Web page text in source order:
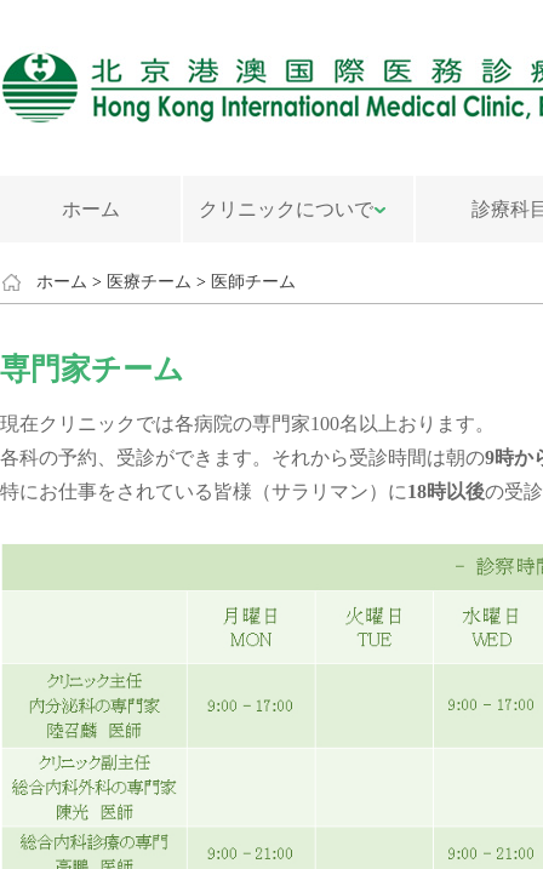
ホーム クリニックについで 診療科
ホーム > 医療チーム > 医師チーム
専門家チーム
現在クリニックでは各病院の専門家100名以上おります。
各科の予約、受診ができます。それから受診時間は朝の9時か
特にお仕事をされている皆様（サラリマン）に18時以後の受